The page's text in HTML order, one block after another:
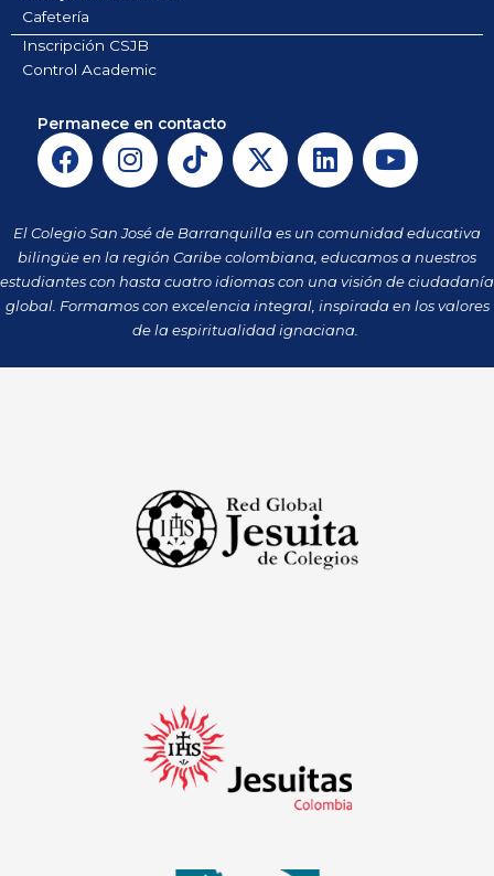
Cafetería
Inscripción CSJB
Control Academic
Permanece en contacto
F
a
e
b
o
o
I
n
t
a
g
r
a
m
T
i
t
o
k
X
-
w
i
t
t
e
r
L
i
k
e
d
i
n
Y
o
t
u
b
e
El Colegio San José de Barranquilla es un comunidad educativa
bilingüe en la región Caribe colombiana, educamos a nuestros
estudiantes con hasta cuatro idiomas con una visión de ciudadanía
global. Formamos con excelencia integral, inspirada en los valores
de la espiritualidad ignaciana.